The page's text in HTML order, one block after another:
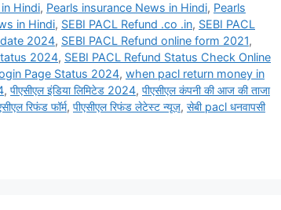
Hindi, Pearls insurance News in Hindi, Pearls
in Hindi, SEBI PACL Refund .co .in, SEBI PACL
2024, SEBI PACL Refund online form 2021,
2024, SEBI PACL Refund Status Check Online
Page Status 2024, when pacl return money in
, पीएसीएल इंडिया लिमिटेड 2024, पीएसीएल कंपनी की आज की ताजा
रिफंड फॉर्म, पीएसीएल रिफंड लेटेस्ट न्यूज़, सेबी pacl धनवापसी